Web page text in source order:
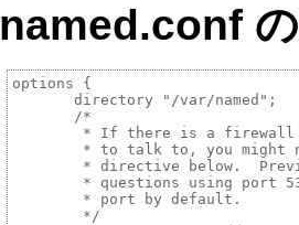
named.conf
options {
       directory "/var/named";
       /*
* If there is a
* to talk to, you might
* directive below.
* questions using port
        * port by default.
        */